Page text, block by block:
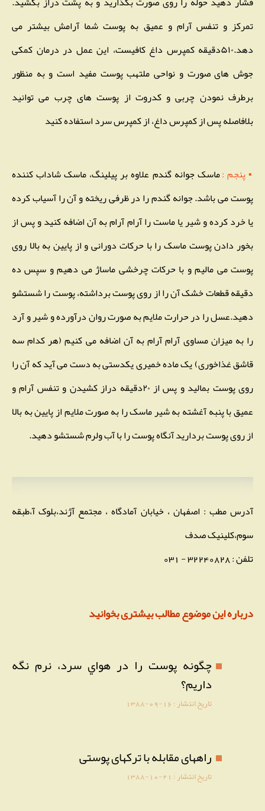
تمرکز و تنفس آرام و عمیق به پوست شما آرامش بیشتر می
دهد.۵۱۰دقیقه کمپرس داغ کافیست، این عمل در درمان کمکی
جوش های صورت و نواحی ملتهب پوست مفید است و به منظور
برطرف نمودن چربی و کدروت از پوست های چرب می توانید
بلافاصله پس از کمپرس داغ، از کمپرس سرد استفاده کنید
▪ پنجم :ماسک جوانه گندم علاوه بر پیلینگ، ماسک شاداب کننده
پوست می باشد. جوانه گندم را در ظرفی ریخته و آن را آسیاب کرده
یا خرد کرده و شیر یا ماست را آرام آرام به آن اضافه کنید و پس از
بخور دادن پوست ماسک را با حرکات دورانی و از پایین به بالا روی
پوست می مالیم و با حرکات چرخشی ماساژ می دهیم و سپس ده
دقیقه قطعات خشک آن را از روی پوست برداشته، پوست را شستشو
دهید.عسل را در حرارت ملایم به صورت روان درآورده و شیر و آرد
را به میزان مساوی آرام آرام به آن اضافه می کنیم (هر کدام سه
قاشق غذاخوری) یک ماده خمیری یکدستی به دست می آید که آن را
روی پوست بمالید و پس از ۲۰دقیقه دراز کشیدن و تنفس آرام و
عمیق با پنبه آغشته به شیر ماسک را به صورت ملایم از پایین به بالا
از روی پوست بردارید آنگاه پوست را با آب ولرم شستشو دهید.
آدرس مطب : اصفهان ، خیابان آمادگاه ، مجتمع آژند،بلوک آ،طبقه
سوم،کلینیک صدف
تلفن : 32240828 - 031
درباره این موضوع مطالب بیشتری بخوانید
چگونه پوست را در هواي سرد، نرم نگه
داريم؟
تاریخ انتشار :1388-09-16
راههای مقابله با ترکهای پوستی
تاریخ انتشار : 1388-10-21